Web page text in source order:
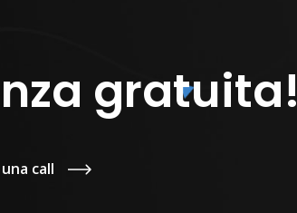
gratuita!
call